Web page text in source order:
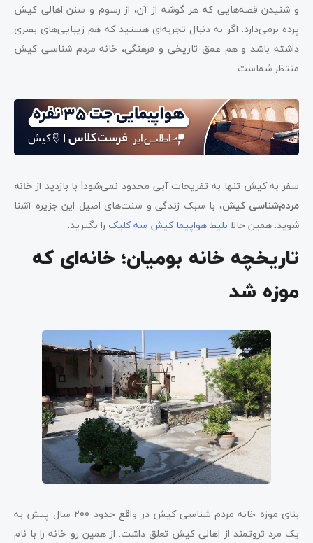
و شنیدن قصه‌هایی که هر گوشه از آن، از رسوم و سنن اهالی کیش
پرده برمی‌دارد. اگر به دنبال تجربه‌ای هستید که هم زیبایی‌های بصری
داشته باشد و هم عمق تاریخی و فرهنگی، خانه مردم شناسی کیش
منتظر شماست.
سفر به کیش تنها به تفریحات آبی محدود نمی‌شود! با بازدید از خانه
مردم‌شناسی کیش، با سبک زندگی و سنت‌های اصیل این جزیره آشنا
شوید. همین حالا بلیط هواپیما کیش سه کلیک را بگیرید.
تاریخچه خانه بومیان؛ خانه‌ای که
موزه شد
بنای موزه خانه مردم شناسی کیش در واقع حدود 200 سال پیش به
یک مرد ثروتمند از اهالی کیش تعلق داشت. از همین رو خانه را با نام